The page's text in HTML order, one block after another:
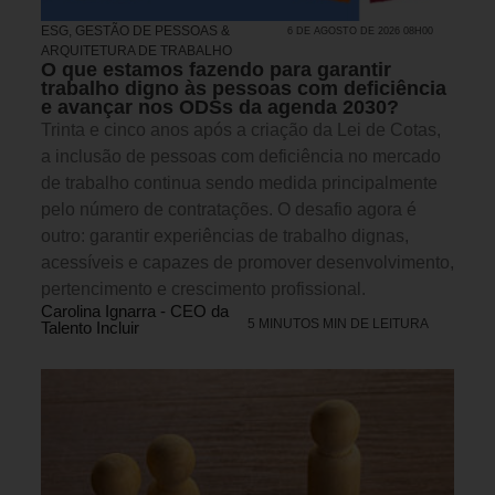
ESG, GESTÃO DE PESSOAS &
ARQUITETURA DE TRABALHO
6 DE AGOSTO DE 2026 08H00
O que estamos fazendo para garantir
trabalho digno às pessoas com deficiência
e avançar nos ODSs da agenda 2030?
Trinta e cinco anos após a criação da Lei de Cotas,
a inclusão de pessoas com deficiência no mercado
de trabalho continua sendo medida principalmente
pelo número de contratações. O desafio agora é
outro: garantir experiências de trabalho dignas,
acessíveis e capazes de promover desenvolvimento,
pertencimento e crescimento profissional.
Carolina Ignarra - CEO da
Talento Incluir
5 MINUTOS MIN DE LEITURA